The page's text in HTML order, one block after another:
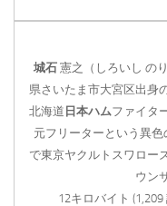
城石憲之（しろいし の
県さいたま市大宮区出身
北海道 日本ハムファイタ
元フリーターという異
で東京ヤクルトスワロー
ウン
12キロバイト